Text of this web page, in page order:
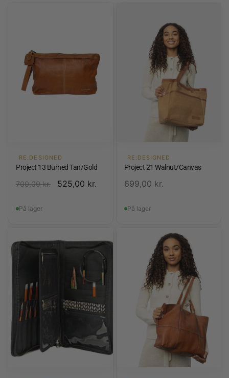
RE:DESIGNED
Project 13 Burned Tan/Gold
700,00kr. 525,00 kr.
På lager
RE:DESIGNED
Project 21 Walnut/Canvas
699,00 kr.
På lager